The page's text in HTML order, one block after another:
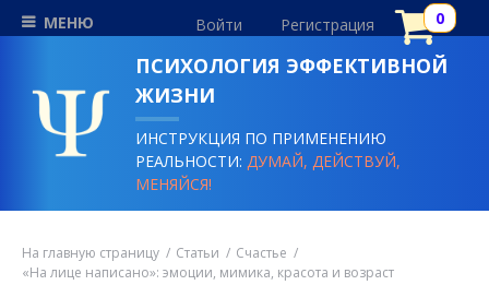
МЕНЮ Войти Регистрация
ПСИХОЛОГИЯ ЭФФЕКТИВНОЙ
ЖИЗНИ
ИНСТРУКЦИЯ ПО ПРИМЕНЕНИЮ
РЕАЛЬНОСТИ:ДУМАЙ, ДЕЙСТВУЙ,
МЕНЯЙСЯ!
На главную страницу Статьи
Счастье
«На лице написано»: эмоции, мимика, красота и возраст